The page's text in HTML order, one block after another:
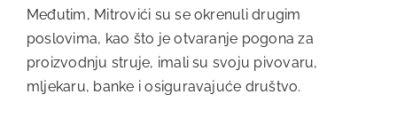
Međutim, Mitrovići su se okrenuli drugim
poslovima, kao što je otvaranje pogona za
proizvodnju struje, imali su svoju pivovaru,
mljekaru, banke i osiguravajuće društvo.